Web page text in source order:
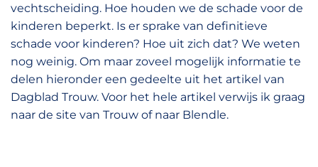
vechtscheiding. Hoe houden we de schade voor de
kinderen beperkt. Is er sprake van definitieve
schade voor kinderen? Hoe uit zich dat? We weten
nog weinig. Om maar zoveel mogelijk informatie te
delen hieronder een gedeelte uit het artikel van
Dagblad Trouw. Voor het hele artikel verwijs ik graag
naar de site van Trouw of naar Blendle.